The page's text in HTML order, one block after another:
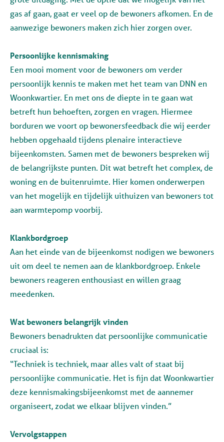
gas af gaan, gaat er veel op de bewoners afkomen. En de
aanwezige bewoners maken zich hier zorgen over.
Persoonlijke kennismaking
Een mooi moment voor de bewoners om verder
persoonlijk kennis te maken met het team van DNN en
Woonkwartier. En met ons de diepte in te gaan wat
betreft hun behoeften, zorgen en vragen. Hiermee
borduren we voort op bewonersfeedback die wij eerder
hebben opgehaald tijdens plenaire interactieve
bijeenkomsten. Samen met de bewoners bespreken wij
de belangrijkste punten. Dit wat betreft het complex, de
woning en de buitenruimte. Hier komen onderwerpen
van het mogelijk en tijdelijk uithuizen van bewoners tot
aan warmtepomp voorbij.
Klankbordgroep
Aan het einde van de bijeenkomst nodigen we bewoners
uit om deel te nemen aan de klankbordgroep. Enkele
bewoners reageren enthousiast en willen graag
meedenken.
Wat bewoners belangrijk vinden
Bewoners benadrukten dat persoonlijke communicatie
cruciaal is:
“Techniek is techniek, maar alles valt of staat bij
persoonlijke communicatie. Het is fijn dat Woonkwartier
deze kennismakingsbijeenkomst met de aannemer
organiseert, zodat we elkaar blijven vinden.”
Vervolgstappen